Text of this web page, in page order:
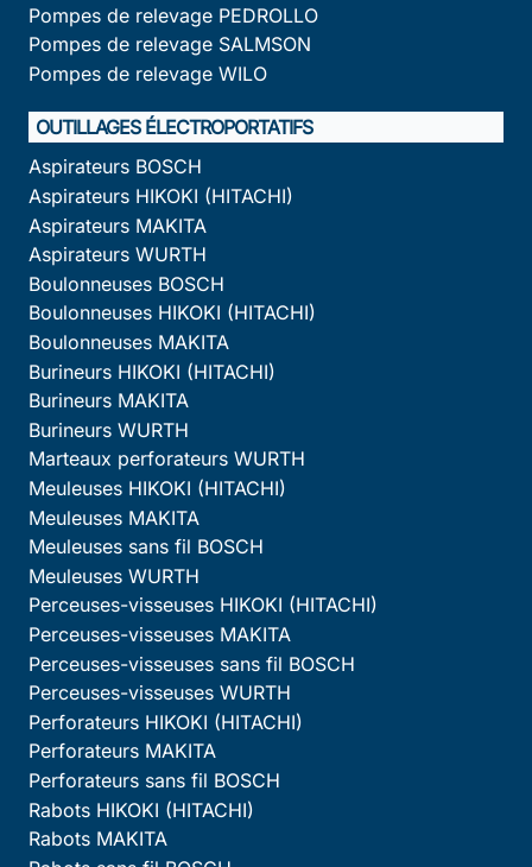
Pompes de relevage PEDROLLO
Pompes de relevage SALMSON
Pompes de relevage WILO
OUTILLAGES ÉLECTROPORTATIFS
Aspirateurs BOSCH
Aspirateurs HIKOKI (HITACHI)
Aspirateurs MAKITA
Aspirateurs WURTH
Boulonneuses BOSCH
Boulonneuses HIKOKI (HITACHI)
Boulonneuses MAKITA
Burineurs HIKOKI (HITACHI)
Burineurs MAKITA
Burineurs WURTH
Marteaux perforateurs WURTH
Meuleuses HIKOKI (HITACHI)
Meuleuses MAKITA
Meuleuses sans fil BOSCH
Meuleuses WURTH
Perceuses-visseuses HIKOKI (HITACHI)
Perceuses-visseuses MAKITA
Perceuses-visseuses sans fil BOSCH
Perceuses-visseuses WURTH
Perforateurs HIKOKI (HITACHI)
Perforateurs MAKITA
Perforateurs sans fil BOSCH
Rabots HIKOKI (HITACHI)
Rabots MAKITA